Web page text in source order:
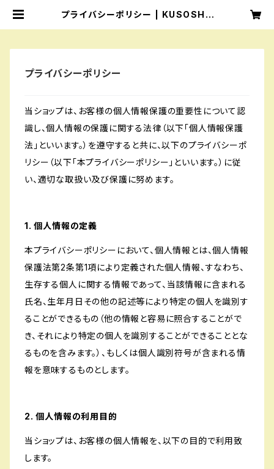
プライバシーポリシー | KUSOSHA
プライバシーポリシー
当ショップは、お客様の個人情報保護の重要性について認
識し、個人情報の保護に関する法律（以下「個人情報保護
法」といいます。）を遵守すると共に、以下のプライバシーポ
リシー（以下「本プライバシーポリシー」といいます。）に従
い、適切な取扱い及び保護に努めます。
1. 個人情報の定義
本プライバシーポリシーにおいて、個人情報とは、個人情報
保護法第2条第1項により定義された個人情報、すなわち、
生存する個人に関する情報であって、当該情報に含まれる
氏名、生年月日その他の記述等により特定の個人を識別す
ることができるもの（他の情報と容易に照合することがで
き、それにより特定の個人を識別することができることとな
るものを含みます。）、もしくは個人識別符号が含まれる情
報を意味するものとします。
2. 個人情報の利用目的
当ショップは、お客様の個人情報を、以下の目的で利用致
します。